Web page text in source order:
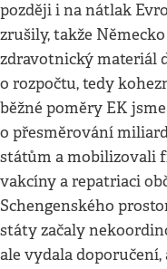
později i na nátlak
zrušily, takže
zdravotnický materiál
o rozpočtu, tedy
běžné poměry EK
o přesměrování
státům a mobilizovali
vakcíny a repatriaci
Schengenského
státy začaly
ale vydala